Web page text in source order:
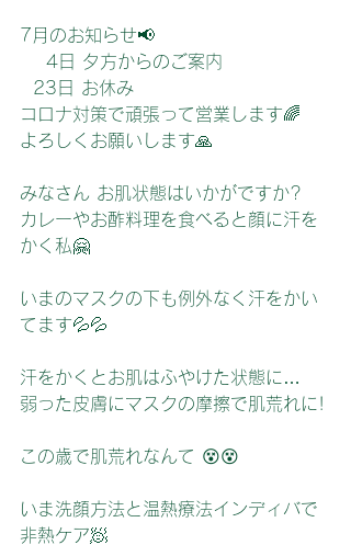
7月のお知らせ📢
    4日 夕方からのご案内
  23日 お休み
コロナ対策で頑張って営業します🌈
よろしくお願いします🙏
みなさん お肌状態はいかがですか?
カレーやお酢料理を食べると顔に汗を
かく私🤗
いまのマスクの下も例外なく汗をかい
てます💦💦
汗をかくとお肌はふやけた状態に…
弱った皮膚にマスクの摩擦で肌荒れに!
この歳で肌荒れなんて 😵😵
いま洗顔方法と温熱療法インディバで
非熱ケア🧖